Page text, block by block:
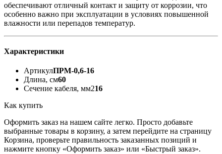
обеспечивают отличный контакт и защиту от коррозии, что
особенно важно при эксплуатации в условиях повышенной
влажности или перепадов температур.
Характеристики
АртикулПРМ-0,6-16
Длина, см60
Сечение кабеля, мм216
Как купить
Оформить заказ на нашем сайте легко. Просто добавьте
выбранные товары в корзину, а затем перейдите на страницу
Корзина, проверьте правильность заказанных позиций и
нажмите кнопку «Оформить заказ» или «Быстрый заказ».